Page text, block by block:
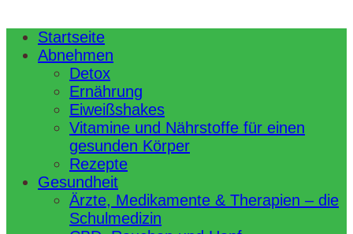
Startseite
Abnehmen
Detox
Ernährung
Eiweißshakes
Vitamine und Nährstoffe für einen
gesunden Körper
Rezepte
Gesundheit
Ärzte, Medikamente & Therapien – die
Schulmedizin